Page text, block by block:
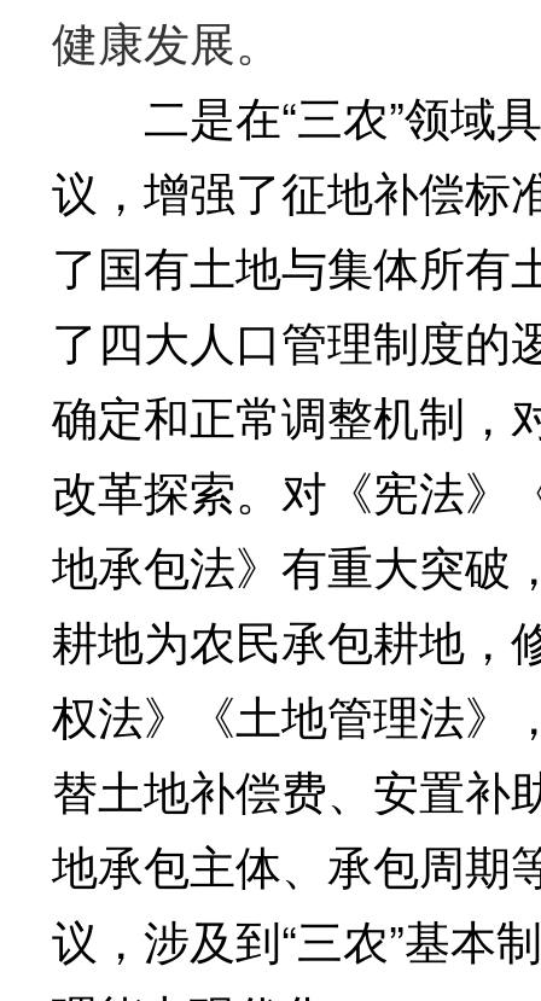
健康发展。
二是在“三农”领域
议，增强了征地补偿标
了国有土地与集体所有
了四大人口管理制度的
确定和正常调整机制，
改革探索。对《宪法》
地承包法》有重大突破
耕地为农民承包耕地，
权法》《土地管理法》
替土地补偿费、安置补
地承包主体、承包周期
议，涉及到“三农”基本